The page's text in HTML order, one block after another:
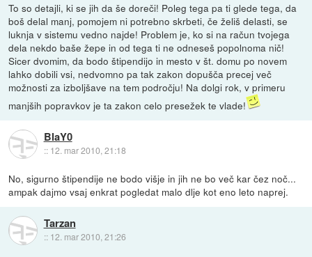
To so detajli, ki se jih da še doreči! Poleg tega pa ti glede tega, da
boš delal manj, pomojem ni potrebno skrbeti, če želiš delasti, se
luknja v sistemu vedno najde! Problem je, ko si na račun tvojega
dela nekdo baše žepe in od tega ti ne odneseš popolnoma nič!
Sicer dvomim, da bodo štipendijo in mesto v št. domu po novem
lahko dobili vsi, nedvomno pa tak zakon dopušča precej več
možnosti za izboljšave na tem področju! Na dolgi rok, v primeru
manjših popravkov je ta zakon celo presežek te vlade!
BlaY0
:: 12. mar 2010, 21:18
No, sigurno štipendije ne bodo višje in jih ne bo več kar čez noč...
ampak dajmo vsaj enkrat pogledat malo dlje kot eno leto naprej.
Tarzan
:: 12. mar 2010, 21:26